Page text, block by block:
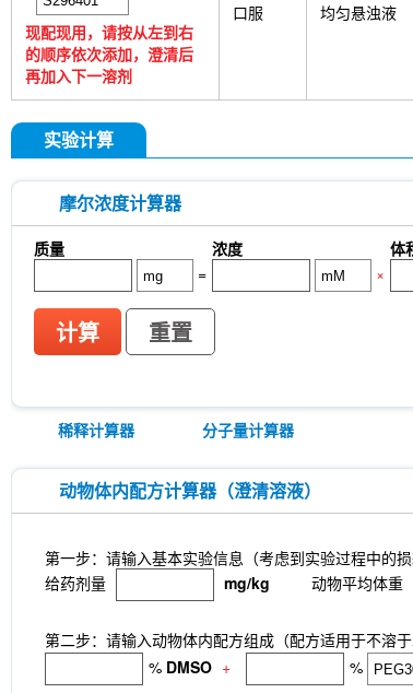
现配现用，请按从左到右
的顺序依次添加，澄清后
再加入下一溶剂
口服 均匀悬浊液
实验计算
摩尔浓度计算器
质量 浓度 体
=
×
计算 重置
稀释计算器 分子量计算器
动物体内配方计算器（澄清溶液）
第一步：请输入基本实验信息（考虑到实验过程中的
给药剂量
mg/kg 动物平均体重
第二步：请输入动物体内配方组成（配方适用于不溶
% DMSO + %